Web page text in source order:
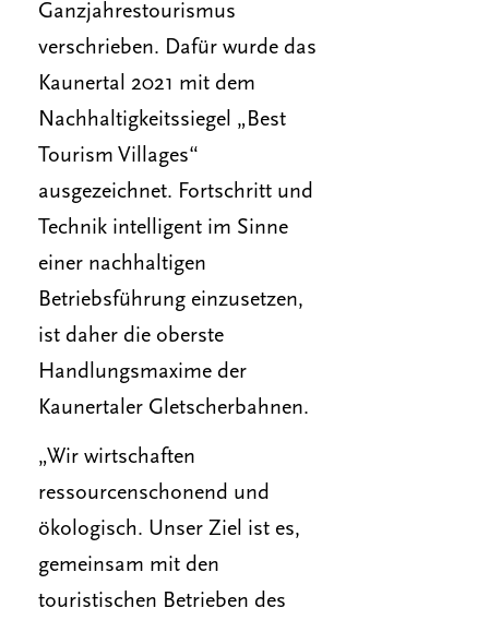
Ganzjahrestourismus
verschrieben. Dafür wurde das
Kaunertal 2021 mit dem
Nachhaltigkeitssiegel „Best
Tourism Villages“
ausgezeichnet. Fortschritt und
Technik intelligent im Sinne
einer nachhaltigen
Betriebsführung einzusetzen,
ist daher die oberste
Handlungsmaxime der
Kaunertaler Gletscherbahnen.
„Wir wirtschaften
ressourcenschonend und
ökologisch. Unser Ziel ist es,
gemeinsam mit den
touristischen Betrieben des